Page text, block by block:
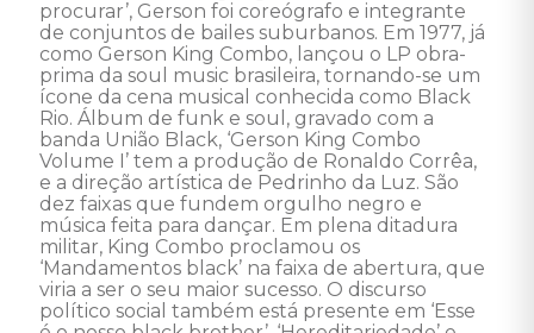
procurar’, Gerson foi coreógrafo e integrante
de conjuntos de bailes suburbanos. Em 1977, já
como Gerson King Combo, lançou o LP obra-
prima da soul music brasileira, tornando-se um
ícone da cena musical conhecida como Black
Rio. Álbum de funk e soul, gravado com a
banda União Black, ‘Gerson King Combo
Volume I’ tem a produção de Ronaldo Corrêa,
e a direção artística de Pedrinho da Luz. São
dez faixas que fundem orgulho negro e
música feita para dançar. Em plena ditadura
militar, King Combo proclamou os
‘Mandamentos black’ na faixa de abertura, que
viria a ser o seu maior sucesso. O discurso
político social também está presente em ‘Esse